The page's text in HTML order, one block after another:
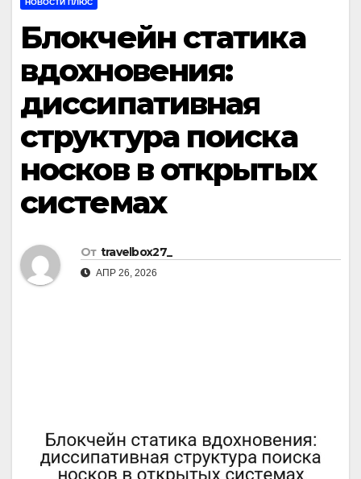
НОВОСТИ ПЛЮС
Блокчейн статика
вдохновения:
диссипативная
структура поиска
носков в открытых
системах
От travelbox27_
АПР 26, 2026